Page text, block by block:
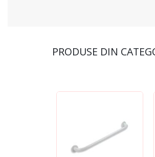
PRODUSE DIN